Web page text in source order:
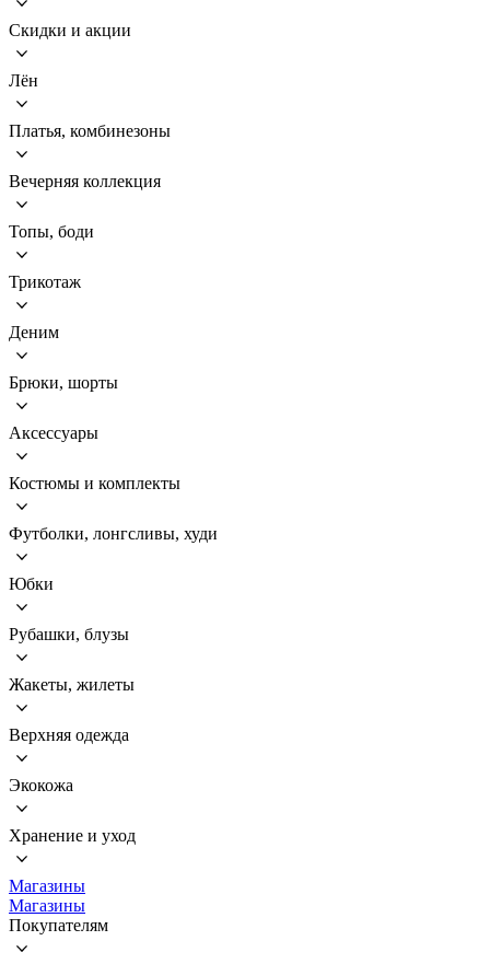
Скидки и акции
Лён
Платья, комбинезоны
Вечерняя коллекция
Топы, боди
Трикотаж
Деним
Брюки, шорты
Аксессуары
Костюмы и комплекты
Футболки, лонгсливы, худи
Юбки
Рубашки, блузы
Жакеты, жилеты
Верхняя одежда
Экокожа
Хранение и уход
Магазины
Магазины
Покупателям